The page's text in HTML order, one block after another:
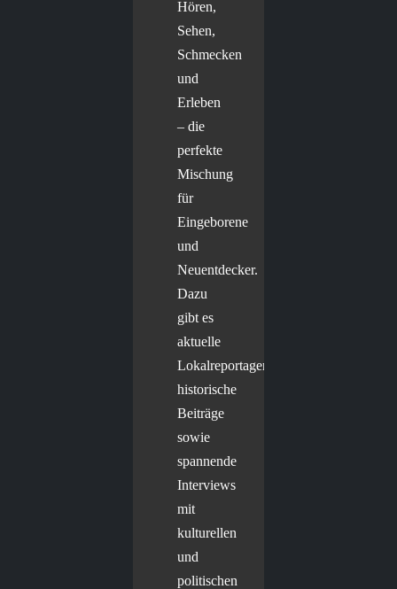
Hören,
Sehen,
Schmecken
und
Erleben
– die
perfekte
Mischung
für
Eingeborene
und
Neuentdecker.
Dazu
gibt es
aktuelle
Lokalreportagen,
historische
Beiträge
sowie
spannende
Interviews
mit
kulturellen
und
politischen